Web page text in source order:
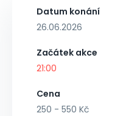
Datum konání
26.06.2026
Začátek akce
21:00
Cena
250 - 550 Kč